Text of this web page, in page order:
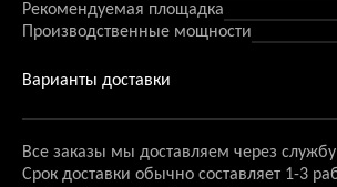
Рекомендуемая площадка
Производственные мощности
Варианты доставки
Все заказы мы доставляем через службу
Срок доставки обычно составляет 1-3